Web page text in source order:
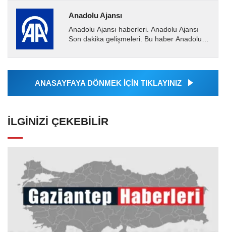
Anadolu Ajansı
Anadolu Ajansı haberleri. Anadolu Ajansı
Son dakika gelişmeleri. Bu haber Anadolu
Ajansı tarafından...
ANASAYFAYA DÖNMEK İÇİN TIKLAYINIZ
İLGINIZI ÇEKEBILIR